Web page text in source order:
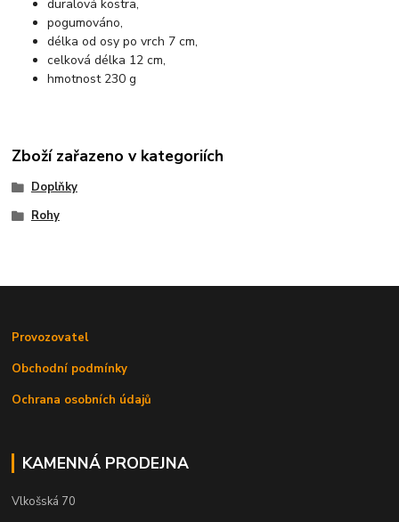
duralová kostra,
pogumováno,
délka od osy po vrch 7 cm,
celková délka 12 cm,
hmotnost 230 g
Zboží zařazeno v kategoriích
Doplňky
Rohy
Provozovatel
Obchodní podmínky
Ochrana osobních údajů
KAMENNÁ PRODEJNA
Vlkošská 70